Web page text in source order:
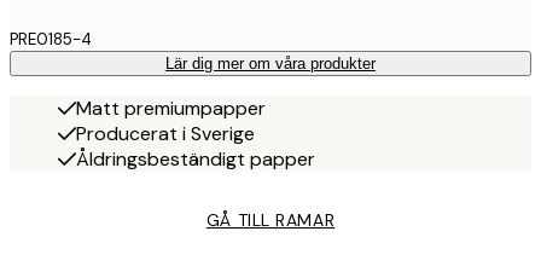
PRE0185-4
Lär dig mer om våra produkter
Matt premiumpapper
Producerat i Sverige
Åldringsbeständigt papper
GÅ TILL RAMAR